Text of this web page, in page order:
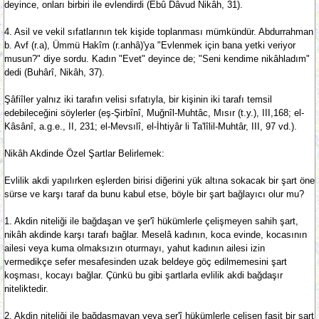
deyince, onları birbiri ile evlendirdi (Ebû Dâvud Nikâh, 31).
4. Asil ve vekil sıfatlarının tek kişide toplanması mümkündür. Abdurrahman
b. Avf (r.a), Ümmü Hakîm (r.anhâ)'ya "Evlenmek için bana yetki veriyor
musun?" diye sordu. Kadın "Evet" deyince de; "Seni kendime nikâhladım"
dedi (Buhârî, Nikâh, 37).
Şâfiîler yalnız iki tarafın velisi sıfatıyla, bir kişinin iki tarafı temsil
edebileceğini söylerler (eş-Şirbînî, Muğnîl-Muhtâc, Mısır (t.y.), III,168; el-
Kâsânî, a.g.e., II, 231; el-Mevsılî, el-İhtiyâr li Ta'lîlil-Muhtâr, III, 97 vd.).
Nikâh Akdinde Özel Şartlar Belirlemek:
Evlilik akdi yapılırken eşlerden birisi diğerini yük altına sokacak bir şart öne
sürse ve karşı taraf da bunu kabul etse, böyle bir şart bağlayıcı olur mu?
1. Akdin niteliği ile bağdaşan ve şer'î hükümlerle çelişmeyen sahih şart,
nikâh akdinde karşı tarafı bağlar. Meselâ kadının, koca evinde, kocasının
ailesi veya kuma olmaksızın oturmayı, yahut kadının ailesi izin
vermedikçe sefer mesafesinden uzak beldeye göç edilmemesini şart
koşması, kocayı bağlar. Çünkü bu gibi şartlarla evlilik akdi bağdaşır
niteliktedir.
2. Akdin niteliği ile bağdaşmayan veya şer'î hükümlerle çelişen fasit bir şart